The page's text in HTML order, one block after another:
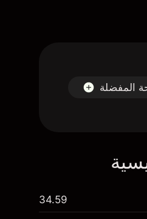
المفضلة
34.59